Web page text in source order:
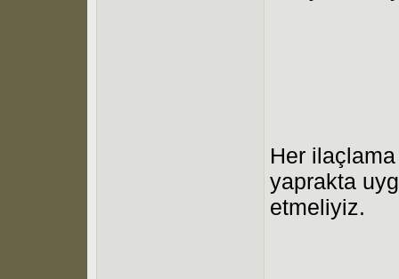
Her ilaçlama
yaprakta
etmeliyiz.